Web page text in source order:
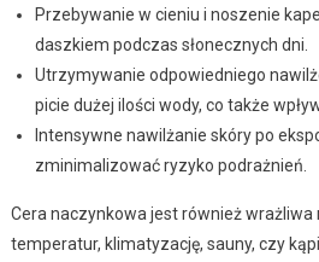
Przebywanie w cieniu i noszenie
daszkiem podczas słonecznych dni.
Utrzymywanie odpowiedniego
picie dużej ilości wody, co także
Intensywne nawilżanie skóry po
zminimalizować ryzyko podrażnień.
Cera naczynkowa jest również wrażliwa
temperatur, klimatyzację, sauny, czy